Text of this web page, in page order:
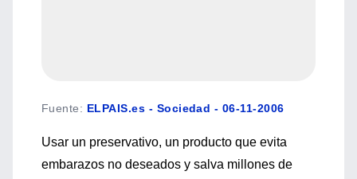
Fuente: ELPAIS.es - Sociedad - 06-11-2006
Usar un preservativo, un producto que evita
embarazos no deseados y salva millones de